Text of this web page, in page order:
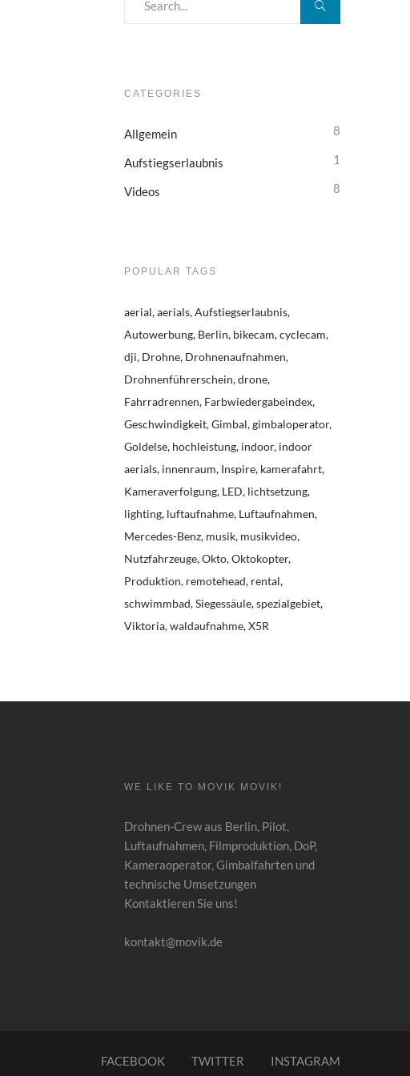
CATEGORIES
Allgemein 8
Aufstiegserlaubnis 1
Videos 8
POPULAR TAGS
aerial aerials Aufstiegserlaubnis
Autowerbung Berlin bikecam cyclecam
dji Drohne Drohnenaufnahmen
Drohnenführerschein drone
Fahrradrennen Farbwiedergabeindex
Geschwindigkeit Gimbal gimbaloperator
Goldelse hochleistung indoor indoor
aerials innenraum Inspire kamerafahrt
Kameraverfolgung LED lichtsetzung
lighting luftaufnahme Luftaufnahmen
Mercedes-Benz musik musikvideo
Nutzfahrzeuge Okto Oktokopter
Produktion remotehead rental
schwimmbad Siegessäule spezialgebiet
Viktoria waldaufnahme X5R
WE LIKE TO MOVIK MOVIK!
Drohnen-Crew aus Berlin, Pilot,
Luftaufnahmen, Filmproduktion, DoP,
Kameraoperator, Gimbalfahrten und
technische Umsetzungen
Kontaktieren Sie uns!
kontakt@movik.de
FACEBOOK TWITTER INSTAGRAM